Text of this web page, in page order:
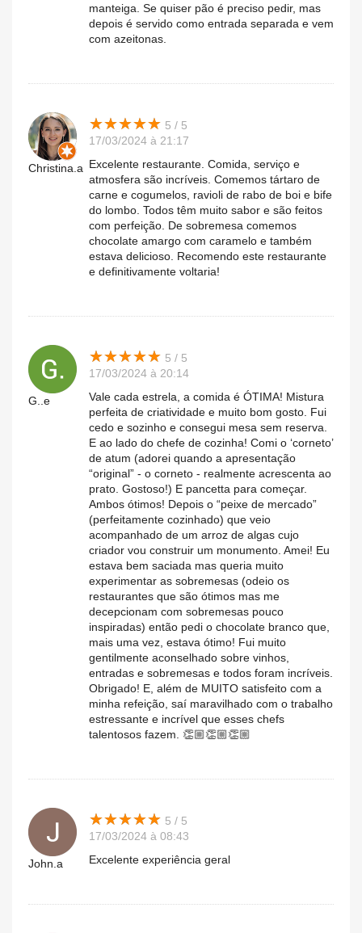
manteiga. Se quiser pão é preciso pedir, mas
depois é servido como entrada separada e vem
com azeitonas.
Christina.a
★★★★★
★★★★★ 5 / 5
17/03/2024 à 21:17
Excelente restaurante. Comida, serviço e
atmosfera são incríveis. Comemos tártaro de
carne e cogumelos, ravioli de rabo de boi e bife
do lombo. Todos têm muito sabor e são feitos
com perfeição. De sobremesa comemos
chocolate amargo com caramelo e também
estava delicioso. Recomendo este restaurante
e definitivamente voltaria!
G..e
★★★★★
★★★★★ 5 / 5
17/03/2024 à 20:14
Vale cada estrela, a comida é ÓTIMA! Mistura
perfeita de criatividade e muito bom gosto. Fui
cedo e sozinho e consegui mesa sem reserva.
E ao lado do chefe de cozinha! Comi o ‘corneto’
de atum (adorei quando a apresentação
“original” - o corneto - realmente acrescenta ao
prato. Gostoso!) E pancetta para começar.
Ambos ótimos! Depois o “peixe de mercado”
(perfeitamente cozinhado) que veio
acompanhado de um arroz de algas cujo
criador vou construir um monumento. Amei! Eu
estava bem saciada mas queria muito
experimentar as sobremesas (odeio os
restaurantes que são ótimos mas me
decepcionam com sobremesas pouco
inspiradas) então pedi o chocolate branco que,
mais uma vez, estava ótimo! Fui muito
gentilmente aconselhado sobre vinhos,
entradas e sobremesas e todos foram incríveis.
Obrigado! E, além de MUITO satisfeito com a
minha refeição, saí maravilhado com o trabalho
estressante e incrível que esses chefs
talentosos fazem. 👏🏼👏🏼👏🏼
John.a
★★★★★
★★★★★ 5 / 5
17/03/2024 à 08:43
Excelente experiência geral